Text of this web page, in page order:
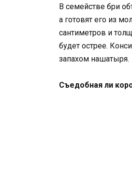
В семействе бри
а готовят его из
сантиметров и
будет острее.
запахом нашатыря.
Съедобная ли